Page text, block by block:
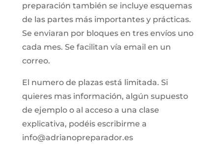
preparación también se incluye esquemas
de las partes más importantes y prácticas.
Se enviaran por bloques en tres envíos uno
cada mes. Se facilitan vía email en un
correo.
El numero de plazas está limitada. Si
quieres mas información, algún supuesto
de ejemplo o al acceso a una clase
explicativa, podéis escribirme a
info@adrianopreparador.es